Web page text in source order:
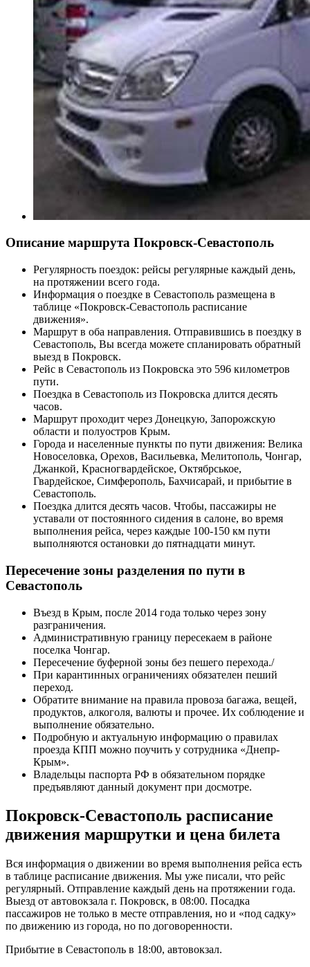
Описание маршрута Покровск-Севастополь
Регулярность поездок: рейсы регулярные каждый день,
на протяжении всего года.
Информация о поездке в Севастополь размещена в
таблице «Покровск-Севастополь расписание
движения».
Маршрут в оба направления. Отправившись в поездку в
Севастополь, Вы всегда можете спланировать обратный
выезд в Покровск.
Рейс в Севастополь из Покровска это 596 километров
пути.
Поездка в Севастополь из Покровска длится десять
часов.
Маршрут проходит через Донецкую, Запорожскую
области и полуостров Крым.
Города и населенные пункты по пути движения: Велика
Новоселовка, Орехов, Васильевка, Мелитополь, Чонгар,
Джанкой, Красногвардейское, Октябрськое,
Гвардейское, Симферополь, Бахчисарай, и прибытие в
Севастополь.
Поездка длится десять часов. Чтобы, пассажиры не
уставали от постоянного сидения в салоне, во время
выполнения рейса, через каждые 100-150 км пути
выполняются остановки до пятнадцати минут.
Пересечение зоны разделения по пути в
Севастополь
Въезд в Крым, после 2014 года только через зону
разграничения.
Административную границу пересекаем в районе
поселка Чонгар.
Пересечение буферной зоны без пешего перехода./
При карантинных ограничениях обязателен пеший
переход.
Обратите внимание на правила провоза багажа, вещей,
продуктов, алкоголя, валюты и прочее. Их соблюдение и
выполнение обязательно.
Подробную и актуальную информацию о правилах
проезда КПП можно поучить у сотрудника «Днепр-
Крым».
Владельцы паспорта РФ в обязательном порядке
предъявляют данный документ при досмотре.
Покровск-Севастополь расписание
движения маршрутки и цена билета
Вся информация о движении во время выполнения рейса есть
в таблице расписание движения. Мы уже писали, что рейс
регулярный. Отправление каждый день на протяжении года.
Выезд от автовокзала г. Покровск, в 08:00. Посадка
пассажиров не только в месте отправления, но и «под садку»
по движению из города, но по договоренности.
Прибытие в Севастополь в 18:00, автовокзал.